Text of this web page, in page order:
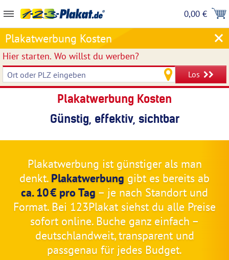
0,00 €
Plakatwerbung Kosten
Hier starten. Wo willst du werben?
Los
Plakatwerbung Kosten
Günstig, effektiv, sichtbar
Plakatwerbung ist günstiger als man
denkt. Plakatwerbung gibt es bereits ab
ca. 10 € pro Tag – je nach Standort und
Format. Bei 123Plakat siehst du alle Preise
sofort online. Buche ganz einfach –
deutschlandweit, transparent und
passgenau für jedes Budget.